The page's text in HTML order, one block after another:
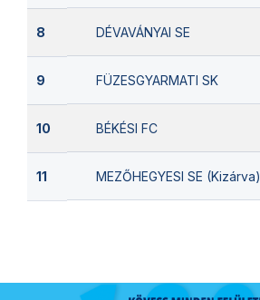
8 DÉVAVÁNYAI SE
9 FÜZESGYARMATI SK
10 BÉKÉSI FC
11 MEZŐHEGYESI SE (Kizárva)